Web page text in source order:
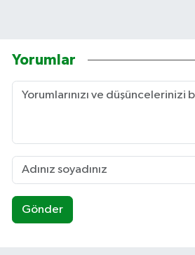
Yorumlar
Gönder